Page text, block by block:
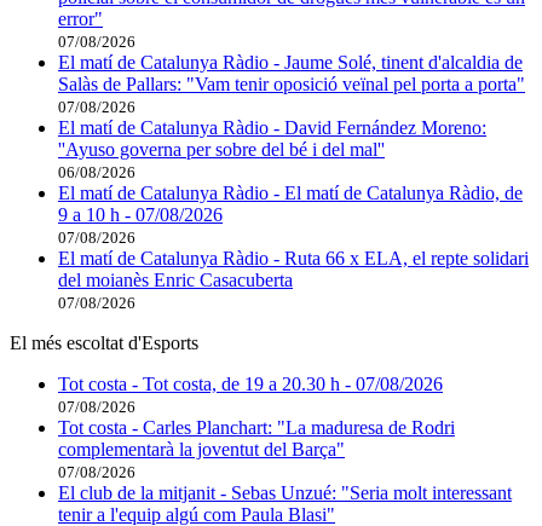
error"
07/08/2026
El matí de Catalunya Ràdio - Jaume Solé, tinent d'alcaldia de
Salàs de Pallars: "Vam tenir oposició veïnal pel porta a porta"
07/08/2026
El matí de Catalunya Ràdio - David Fernández Moreno:
''Ayuso governa per sobre del bé i del mal''
06/08/2026
El matí de Catalunya Ràdio - El matí de Catalunya Ràdio, de
9 a 10 h - 07/08/2026
07/08/2026
El matí de Catalunya Ràdio - Ruta 66 x ELA, el repte solidari
del moianès Enric Casacuberta
07/08/2026
El més escoltat d'Esports
Tot costa - Tot costa, de 19 a 20.30 h - 07/08/2026
07/08/2026
Tot costa - Carles Planchart: "La maduresa de Rodri
complementarà la joventut del Barça"
07/08/2026
El club de la mitjanit - Sebas Unzué: "Seria molt interessant
tenir a l'equip algú com Paula Blasi"